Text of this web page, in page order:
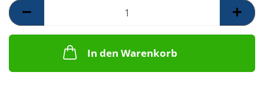
In den Warenkorb